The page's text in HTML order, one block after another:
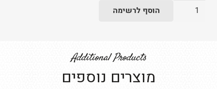
כמות
הוסף לרשימה
Additional Products
מוצרים נוספים